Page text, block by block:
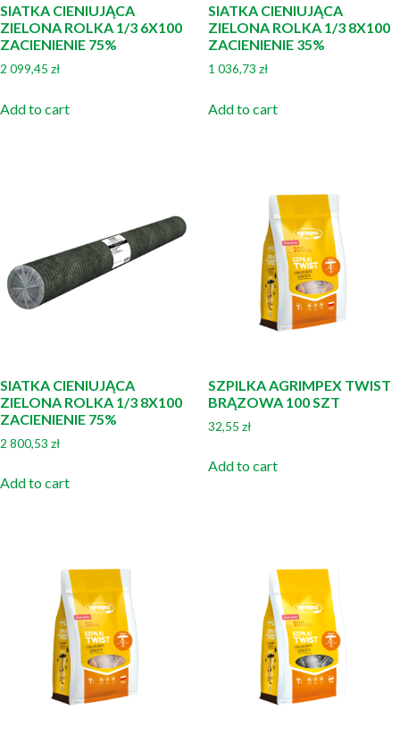
SIATKA CIENIUJĄCA
ZIELONA ROLKA 1/3 6X100
ZACIENIENIE 75%
2 099,45 zł
Add to cart
SIATKA CIENIUJĄCA
ZIELONA ROLKA 1/3 8X100
ZACIENIENIE 35%
1 036,73 zł
Add to cart
SIATKA CIENIUJĄCA
ZIELONA ROLKA 1/3 8X100
ZACIENIENIE 75%
2 800,53 zł
Add to cart
SZPILKA AGRIMPEX TWIST
BRĄZOWA 100 SZT
32,55 zł
Add to cart